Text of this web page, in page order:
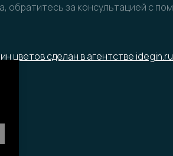
обратитесь за консультацией с
цветов сделан в агентстве idegin.ru